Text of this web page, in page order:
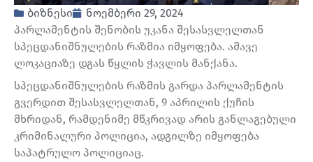
ბიზნესი
ნოემბერი 29, 2024
პარლამენტის შენობის უკანა შესასვლელთან
სპეცდანიშნულების რაზმია იმყოფება. ამავე
ლოკაციაზე დგას წყლის ჭავლის მანქანა.
სპეცდანიშნულების რაზმის გარდა პარლამენტის
გვერდით შესასვლელთან, 9 აპრილის ქუჩის
მხრიდან, რამდენიმე მწკრივად არის განლაგებული
კრიმინალური პოლიცია, ადგილზე იმყოფება
საპატრულო პოლიციაც.